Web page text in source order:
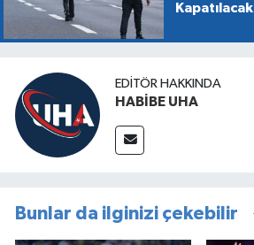
Kapatılacak
EDITÖR HAKKINDA
HABİBE UHA
Bunlar da ilginizi çekebilir